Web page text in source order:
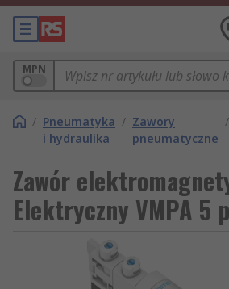
MPN
/ Pneumatyka
i hydraulika
/ Zawory
pneumatyczne
/
Zawór
Elektryczny VMPA 5